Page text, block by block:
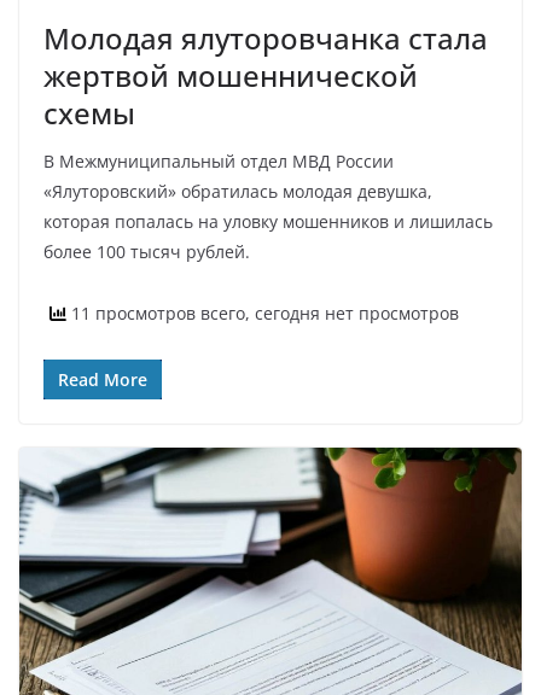
Молодая ялуторовчанка стала
жертвой мошеннической
схемы
В Межмуниципальный отдел МВД России
«Ялуторовский» обратилась молодая девушка,
которая попалась на уловку мошенников и лишилась
более 100 тысяч рублей.
11 просмотров всего, сегодня нет просмотров
Read More